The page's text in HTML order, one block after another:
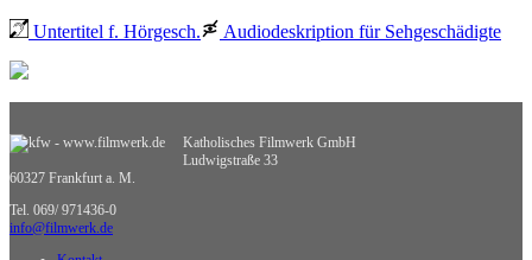
Untertitel f. Hörgesch. Audiodeskription für Sehgeschädigte
Katholisches Filmwerk GmbH
Ludwigstraße 33
60327 Frankfurt a. M.
Tel. 069/ 971436-0
info@filmwerk.de